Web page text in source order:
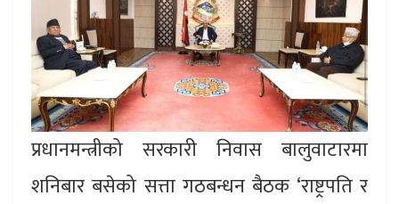
प्रधानमन्त्रीको सरकारी निवास बालुवाटारमा
शनिबार बसेको सत्ता गठबन्धन बैठक ‘राष्ट्रपति र